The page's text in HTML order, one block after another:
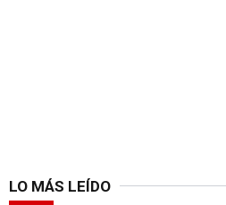
LO MÁS LEÍDO